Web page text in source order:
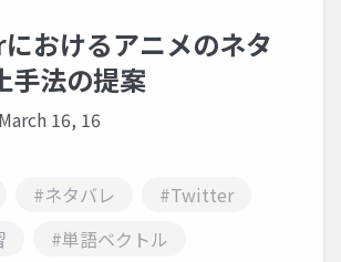
おけるアニメのネタ
手法の提案
March 16, 16
#ネタバレ
#Twitter
#単語ベクトル